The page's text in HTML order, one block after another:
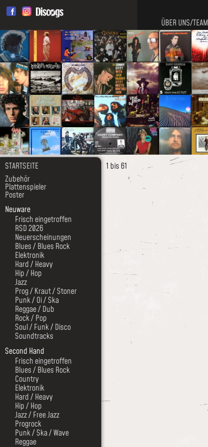
ÜBER UNS/TEAM
STARTSEITE
Zubehör
Plattenspieler
Poster
Neuware
Frisch eingetroffen
RSD 2026
Neuerscheinungen
Blues / Blues Rock
Elektronik
Hard / Heavy
Hip / Hop
Jazz
Prog / Kraut / Stoner
Punk / Oi / Ska
Reggae / Dub
Rock / Pop
Soul / Funk / Disco
Soundtracks
Second Hand
Frisch eingetroffen
Blues / Blues Rock
Country
Elektronik
Hard / Heavy
Hip / Hop
Jazz / Free Jazz
Progrock
Punk / Ska / Wave
Reggae
1 bis 61